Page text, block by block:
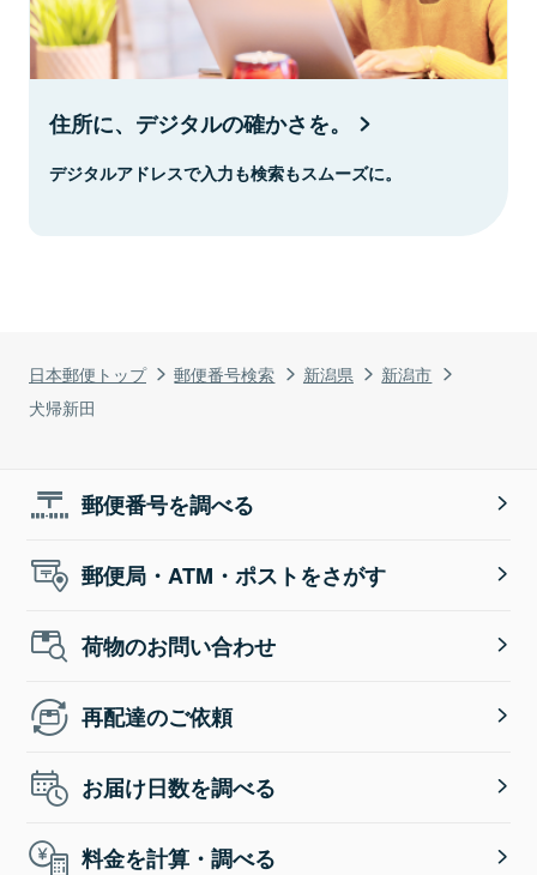
日本郵便トップ 郵便番号検索 新潟県
新潟市
犬帰新田
住所に、デジタルの確かさを。
デジタルアドレスで入力も検索もスムーズに。
郵便番号を調べる
郵便局・ATM・ポストをさがす
荷物のお問い合わせ
再配達のご依頼
お届け日数を調べる
料金を計算・調べる